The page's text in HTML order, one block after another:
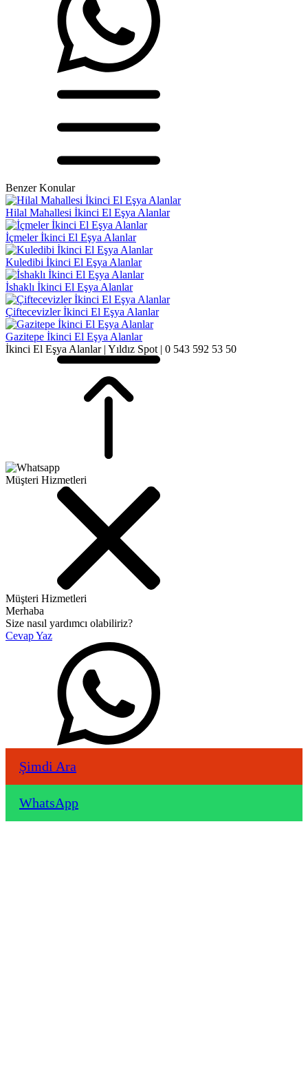
Benzer Konular
Hilal Mahallesi İkinci El Eşya Alanlar
İçmeler İkinci El Eşya Alanlar
Kuledibi İkinci El Eşya Alanlar
İshaklı İkinci El Eşya Alanlar
Çiftecevizler İkinci El Eşya Alanlar
Gazitepe İkinci El Eşya Alanlar
İkinci El Eşya Alanlar | Yıldız Spot | 0 543 592 53 50
Müşteri Hizmetleri
Müşteri Hizmetleri
Merhaba
Size nasıl yardımcı olabiliriz?
Cevap Yaz
Şimdi Ara
WhatsApp